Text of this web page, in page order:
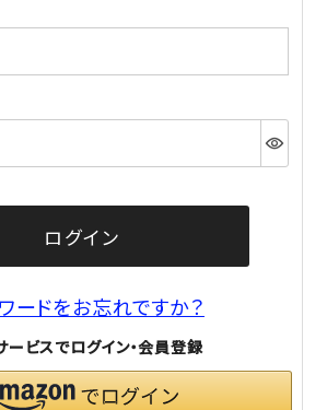
ログイン
ードをお忘れですか？
ービスでログイン・会員登録